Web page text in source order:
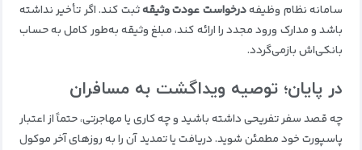
سامانه نظام وظیفهدرخواست عودت وثیقهثبت کند. اگر تأخیر نداشته
باشد و مدارک ورود مجدد را ارائه کند، مبلغ وثیقه به‌طور کامل به حساب
بانکی‌اش بازمی‌گردد.
در پایان؛ توصیه ویداگشت به مسافران
چه قصد سفر تفریحی داشته باشید و چه کاری یا مهاجرتی، حتماً از اعتبار
پاسپورت خود مطمئن شوید. دریافت یا تمدید آن را به روزهای آخر موکول